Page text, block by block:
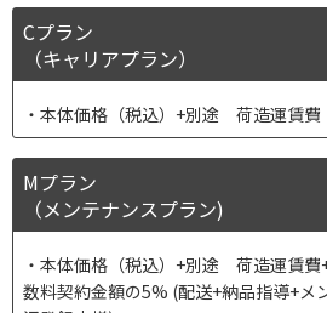
Cプラン
（キャリアプラン）
本体価格（税込）+別途 荷造運賃費
Mプラン
（メンテナンスプラン)
本体価格（税込）+別途 荷造運賃費
数料契約金額の5% (配送+納品指導+メ